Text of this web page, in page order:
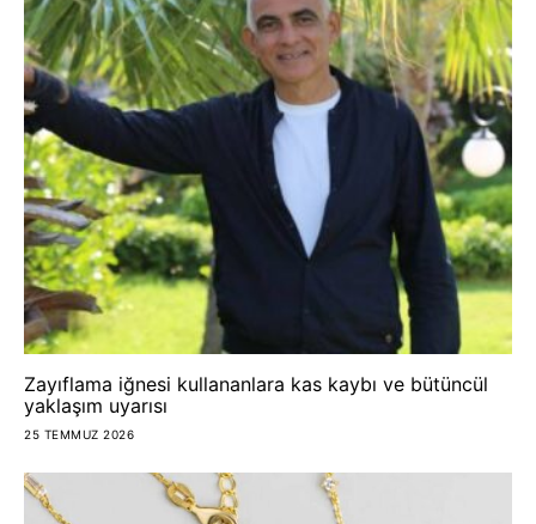
Zayıflama iğnesi kullananlara kas kaybı ve bütüncül
yaklaşım uyarısı
25 TEMMUZ 2026